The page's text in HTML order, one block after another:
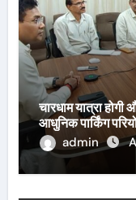
चारधाम यात्रा
आधुनिक पार्किंग
admin